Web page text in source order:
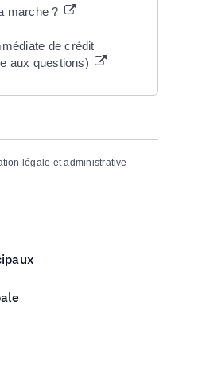
marche ?
de crédit
aux questions)
légale et administrative